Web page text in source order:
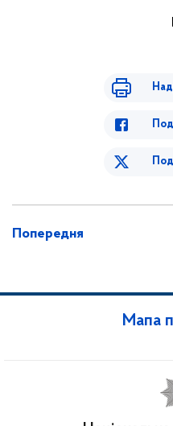
Попередня
Мапа